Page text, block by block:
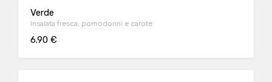
Verde
Insalata fresca, pomodorini e carote
6.90 €